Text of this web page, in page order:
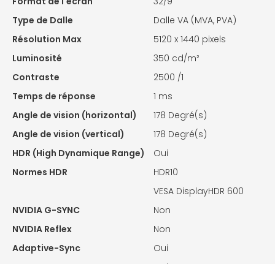
Type de Dalle
Dalle VA (MVA, PVA)
Résolution Max
5120 x 1440 pixels
Luminosité
350 cd/m²
Contraste
2500 /1
Temps de réponse
1 ms
Angle de vision (horizontal)
178 Degré(s)
Angle de vision (vertical)
178 Degré(s)
HDR (High Dynamique Range)
Oui
Normes HDR
HDR10
VESA DisplayHDR 600
NVIDIA G-SYNC
Non
NVIDIA Reflex
Non
Adaptive-Sync
Oui